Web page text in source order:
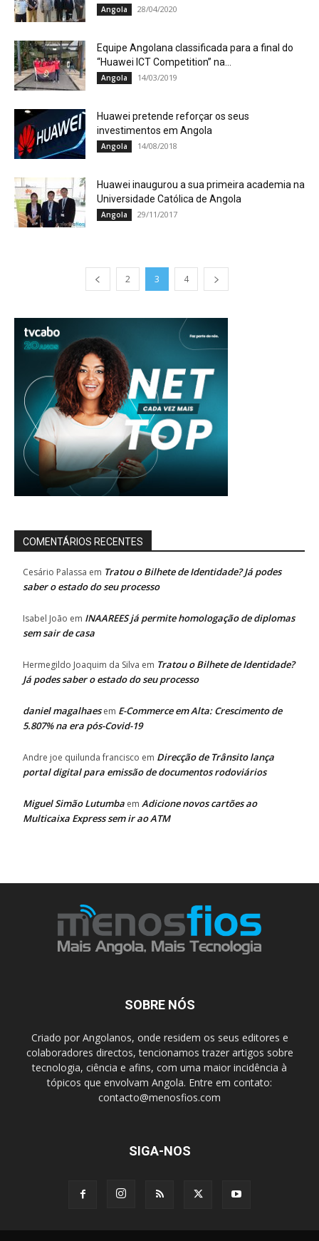
Angola 28/04/2020
Equipe Angolana classificada para a final do
“Huawei ICT Competition” na...
Angola 14/03/2019
Huawei pretende reforçar os seus
investimentos em Angola
Angola 14/08/2018
Huawei inaugurou a sua primeira academia na
Universidade Católica de Angola
Angola 29/11/2017
2 3 4
COMENTÁRIOS RECENTES
Cesário Palassa em Tratou o Bilhete de Identidade? Já podes
saber o estado do seu processo
Isabel João em INAAREES já permite homologação de diplomas
sem sair de casa
Hermegildo Joaquim da Silva em Tratou o Bilhete de Identidade?
Já podes saber o estado do seu processo
daniel magalhaesem E-Commerce em Alta: Crescimento de
5.807% na era pós-Covid-19
Andre joe quilunda francisco em Direcção de Trânsito lança
portal digital para emissão de documentos rodoviários
Miguel Simão Lutumba em Adicione novos cartões ao
Multicaixa Express sem ir ao ATM
SOBRE NÓS
Criado por Angolanos, onde residem os seus editores e
colaboradores directos, tencionamos trazer artigos sobre
tecnologia, ciência e afins, com uma maior incidência à
tópicos que envolvam Angola. Entre em contato:
contacto@menosfios.com
SIGA-NOS